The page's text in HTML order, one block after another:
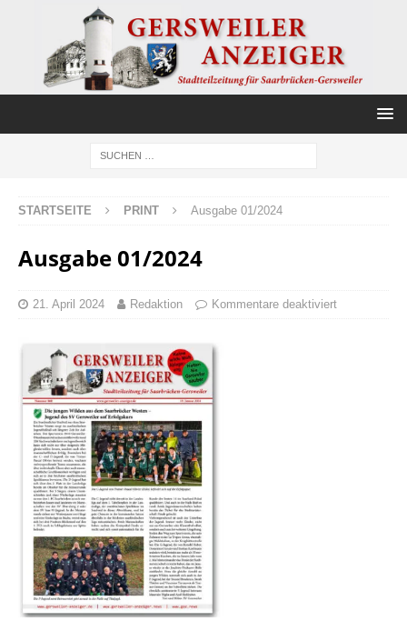
STARTSEITE PRINT Ausgabe 01/2024
Ausgabe 01/2024
21. April 2024 Redaktion Kommentare deaktiviert